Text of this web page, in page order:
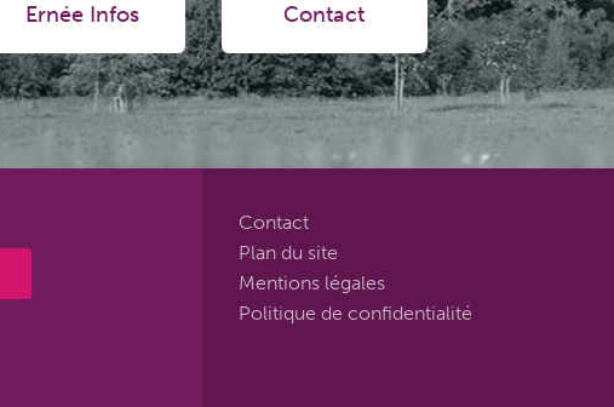
Ernée Infos Contact
Contact
Plan du site
Mentions légales
Politique de confidentialité